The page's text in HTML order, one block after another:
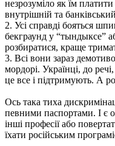
незрозуміло як їм
внутрішній та
2. Усі справді бояться
бекграунд у “тындыксе”
розбиратися, краще
3. Всі вони зараз
мордорі. Українці, до
це все і підтримують. А
Ось така тиха
певними паспортами. І є
інші професії або
їхати російським